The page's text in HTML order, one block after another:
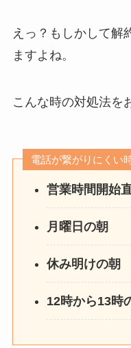
えっ？もしかして解
ますよね。
こんな時の対処法を
電話が繋がりにくい
営業時間開始
月曜日の朝
休み明けの朝
12時から13時